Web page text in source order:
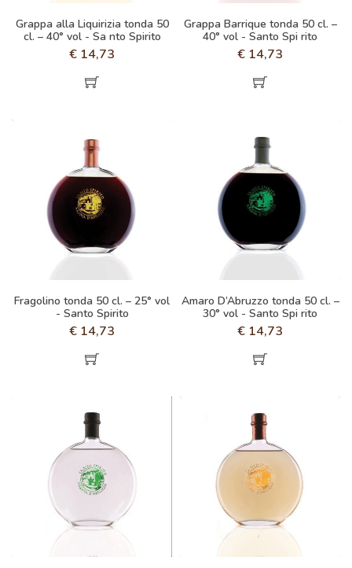
Grappa alla Liquirizia tonda 50
cl. – 40° vol - Sa nto Spirito
€ 14,73
Grappa Barrique tonda 50 cl. –
40° vol - Santo Spi rito
€ 14,73
Fragolino tonda 50 cl. – 25° vol
- Santo Spirito
€ 14,73
Amaro D’Abruzzo tonda 50 cl. –
30° vol - Santo Spi rito
€ 14,73